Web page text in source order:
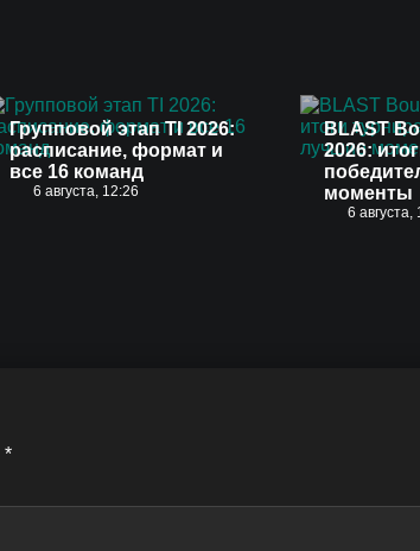
Групповой этап TI 2026:
расписание, формат и
все 16 команд
6 августа, 12:26
BLAST
2026:
моменты
6 августа,
*